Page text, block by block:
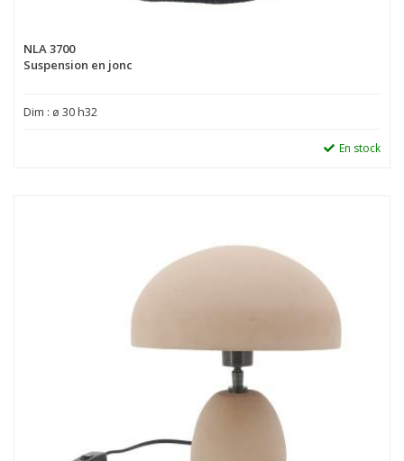
NLA 3700
Suspension en jonc
Dim : ø 30 h32
En stock